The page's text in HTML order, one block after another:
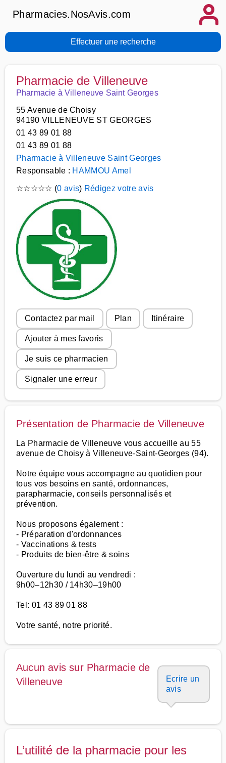
Pharmacies.NosAvis.com
Effectuer une recherche
Pharmacie de Villeneuve
Pharmacie à Villeneuve Saint Georges
55 Avenue de Choisy
94190 VILLENEUVE ST GEORGES
01 43 89 01 88
01 43 89 01 88
Pharmacie à Villeneuve Saint Georges
Responsable : HAMMOU Amel
☆☆☆☆☆ (0 avis) Rédigez votre avis
Contactez par mail Plan Itinéraire
Ajouter à mes favoris
Je suis ce pharmacien
Signaler une erreur
Présentation de Pharmacie de Villeneuve
La Pharmacie de Villeneuve vous accueille au 55
avenue de Choisy à Villeneuve-Saint-Georges (94).
Notre équipe vous accompagne au quotidien pour
tous vos besoins en santé, ordonnances,
parapharmacie, conseils personnalisés et
prévention.
Nous proposons également :
- Préparation d'ordonnances
- Vaccinations & tests
- Produits de bien-être & soins
Ouverture du lundi au vendredi :
9h00–12h30 / 14h30–19h00
Tel: 01 43 89 01 88
Votre santé, notre priorité.
Aucun avis sur Pharmacie de
Villeneuve
Ecrire un
avis
L’utilité de la pharmacie pour les